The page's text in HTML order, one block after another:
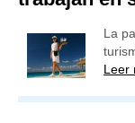
La
Leer